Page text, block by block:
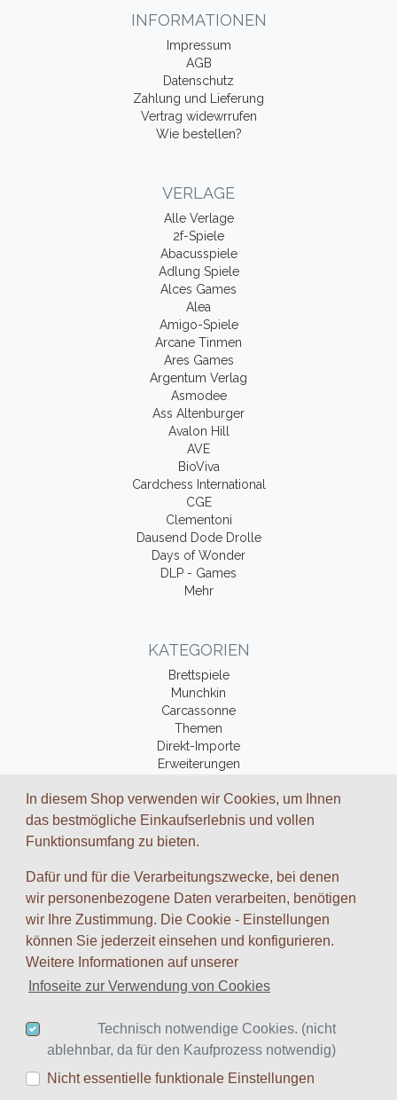
INFORMATIONEN
Impressum
AGB
Datenschutz
Zahlung und Lieferung
Vertrag widewrrufen
Wie bestellen?
VERLAGE
Alle Verlage
2f-Spiele
Abacusspiele
Adlung Spiele
Alces Games
Alea
Amigo-Spiele
Arcane Tinmen
Ares Games
Argentum Verlag
Asmodee
Ass Altenburger
Avalon Hill
AVE
BioViva
Cardchess International
CGE
Clementoni
Dausend Dode Drolle
Days of Wonder
DLP - Games
Mehr
KATEGORIEN
Brettspiele
Munchkin
Carcassonne
Themen
Direkt-Importe
Erweiterungen
Zubehör
Wir arbeiten mit folgenden Dienstleistungs-Partnern zusammen:
* inkl. MwSt., zzgl.Versandkosten
In diesem Shop verwenden wir Cookies, um Ihnen
das bestmögliche Einkaufserlebnis und vollen
Funktionsumfang zu bieten.
Dafür und für die Verarbeitungszwecke, bei denen
wir personenbezogene Daten verarbeiten, benötigen
wir Ihre Zustimmung. Die Cookie - Einstellungen
können Sie jederzeit einsehen und konfigurieren.
Weitere Informationen auf unserer
Infoseite zur Verwendung von Cookies
Technisch notwendige Cookies. (nicht
ablehnbar, da für den Kaufprozess notwendig)
Nicht essentielle funktionale Einstellungen